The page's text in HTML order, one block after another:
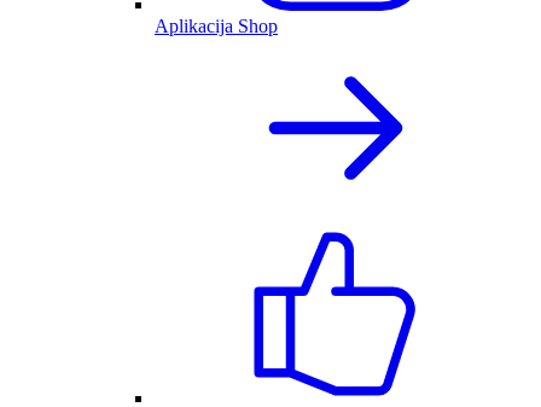
Aplikacija Shop